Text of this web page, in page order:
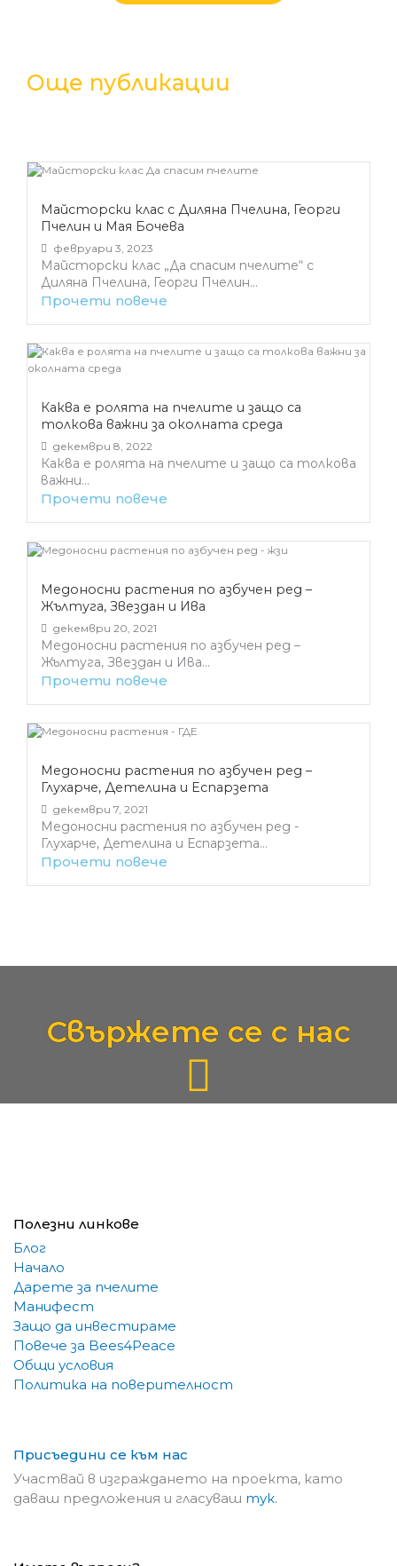
Още публикации
Майсторски клас с Диляна Пчелина, Георги
Пчелин и Мая Бочева
февруари 3, 2023
Майсторски клас „Да спасим пчелите“ с
Диляна Пчелина, Георги Пчелин...
Прочети повече
Каква е ролята на пчелите и защо са
толкова важни за околната среда
декември 8, 2022
Каква е ролята на пчелите и защо са толкова
важни...
Прочети повече
Медоносни растения по азбучен ред –
Жълтуга, Звездан и Ива
декември 20, 2021
Медоносни растения по азбучен ред –
Жълтуга, Звездан и Ива...
Прочети повече
Медоносни растения по азбучен ред –
Глухарче, Детелина и Еспарзета
декември 7, 2021
Медоносни растения по азбучен ред -
Глухарче, Детелина и Еспарзета...
Прочети повече
Свържете се с нас
Полезни линкове
Блог
Начало
Дарете за пчелите
Манифест
Защо да инвестираме
Повече за Bees4Peace
Общи условия
Политика на поверителност
Присъедини се към нас
Участвай в изграждането на проекта, като
даваш предложения и гласуваш тук.